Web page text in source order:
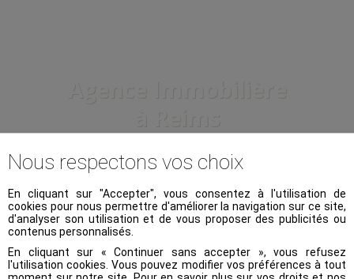
Agence Immobilière
à Reims
Voir nos68 biens à la location
Ou, filtrez votre demande :
Nous respectons vos choix
En cliquant sur "Accepter", vous consentez à l'utilisation de
cookies pour nous permettre d'améliorer la navigation sur ce site,
d'analyser son utilisation et de vous proposer des publicités ou
contenus personnalisés.
En cliquant sur « Continuer sans accepter », vous refusez
l'utilisation cookies. Vous pouvez modifier vos préférences à tout